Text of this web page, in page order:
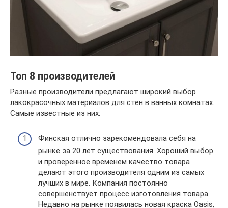
Топ 8 производителей
Разные производители предлагают широкий выбор
лакокрасочных материалов для стен в ванных комнатах.
Самые известные из них:
Финская отлично зарекомендовала себя на
рынке за 20 лет существования. Хороший выбор
и проверенное временем качество товара
делают этого производителя одним из самых
лучших в мире. Компания постоянно
совершенствует процесс изготовления товара.
Недавно на рынке появилась новая краска Oasis,